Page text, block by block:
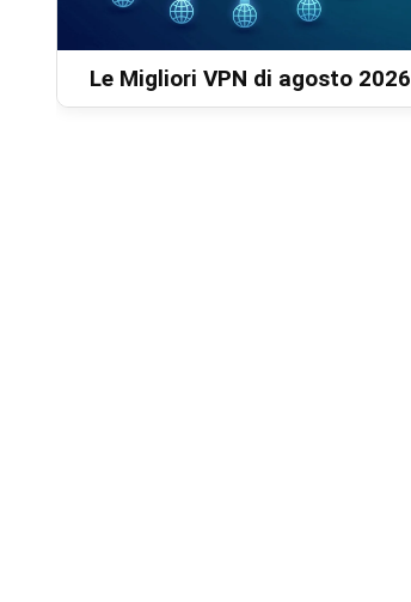
Le Migliori VPN di agosto 2026